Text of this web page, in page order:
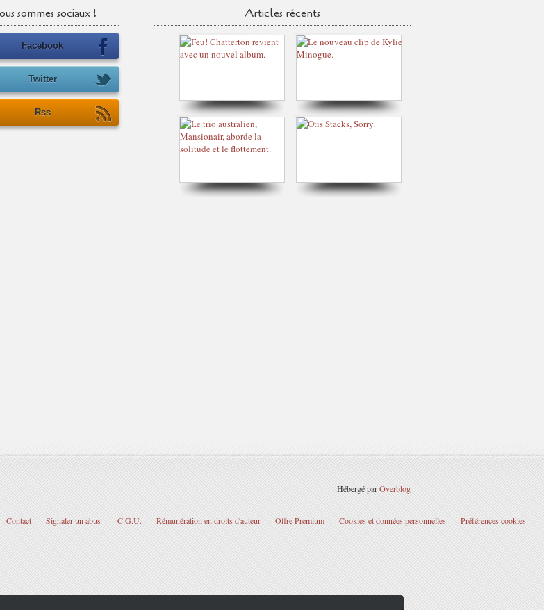
sommes sociaux !
Facebook
Twitter
Rss
Articles récents
Hébergé parOverblog
Contact Signaler un abus C.G.U. Rémunération en droits d'auteur Offre Premium Cookies et données personnelles Préférences cookies